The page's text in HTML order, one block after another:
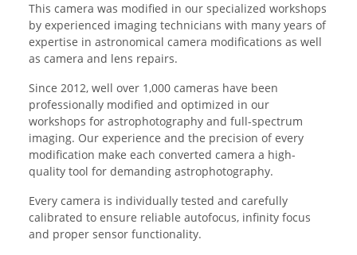
This camera was modified in our specialized workshops
by experienced imaging technicians with many years of
expertise in astronomical camera modifications as well
as camera and lens repairs.
Since 2012, well over 1,000 cameras have been
professionally modified and optimized in our
workshops for astrophotography and full-spectrum
imaging. Our experience and the precision of every
modification make each converted camera a high-
quality tool for demanding astrophotography.
Every camera is individually tested and carefully
calibrated to ensure reliable autofocus, infinity focus
and proper sensor functionality.